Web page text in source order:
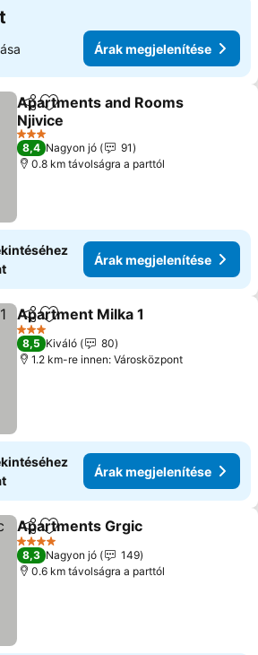
Árak megjelenítése
Megosztás
Hozzáadás a kedvencekhez
Apartments and Rooms
Njivice
3 Kategória
8,4 Nagyon jó
91
0.8 km távolságra a parttól
Árak megjelenítése
Megosztás
Hozzáadás a kedvencekhez
Apartment Milka 1
3 Kategória
8,5 Kiváló
80
1.2 km-re innen: Városközpont
Árak megjelenítése
Megosztás
Hozzáadás a kedvencekhez
Apartments Grgic
4 Kategória
8,3 Nagyon jó
149
0.6 km távolságra a parttól